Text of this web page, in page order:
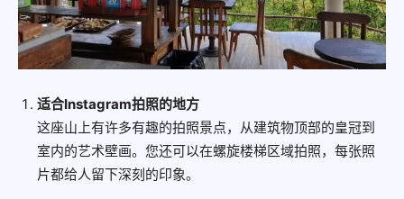
适合Instagram拍照的地方
这座山上有许多有趣的拍照景点，从建筑物顶部的皇冠到
室内的艺术壁画。您还可以在螺旋楼梯区域拍照，每张照
片都给人留下深刻的印象。